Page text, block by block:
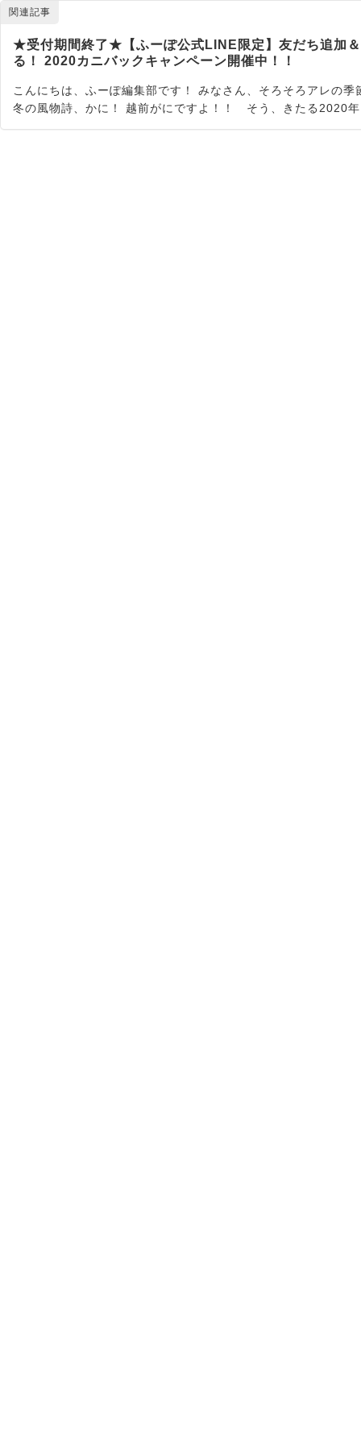
関連記事
★受付期間終了★【ふーぽ公式LINE限定】友だち追加
る！ 2020カニバックキャンペーン開催中！！
こんにちは、ふーぽ編集部です！ みなさん、そろそろアレの
冬の風物詩、かに！ 越前がにですよ！！ そう、きたる2020